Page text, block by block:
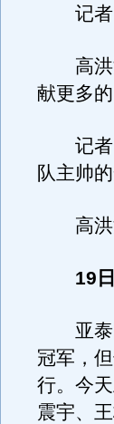
记者
高洪波
献更多的
记者：
队主帅
高洪波
19日
亚泰队
冠军，
行。今
震宇、